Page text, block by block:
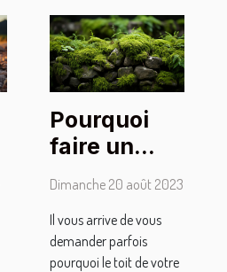
Pourquoi
faire un
traitement
mousse ?
Dimanche 20 août 2023
Il vous arrive de vous
demander parfois
pourquoi le toit de votre